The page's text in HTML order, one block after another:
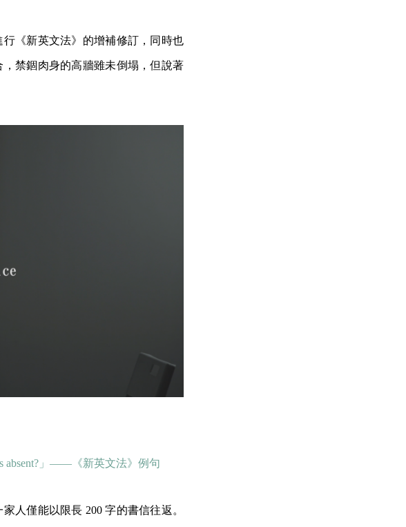
《新英文法》的增補修訂，同時也
禁錮肉身的高牆雖未倒塌，但說著
absent?」——《新英文法》例句
人僅能以限長 200 字的書信往返。